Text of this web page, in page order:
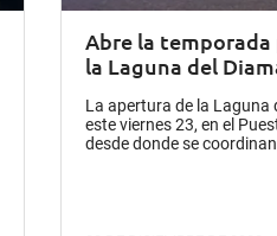
Abre la
la Laguna del
La apertura de la Laguna
este viernes 23, en el
desde donde se